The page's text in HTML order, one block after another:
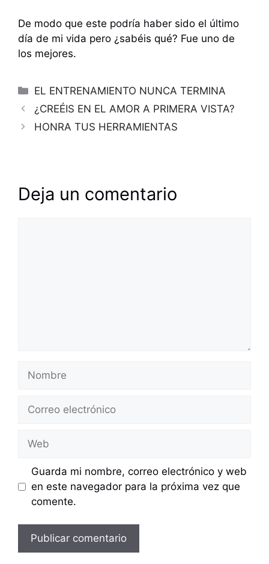
De modo que este podría haber sido el último
día de mi vida pero ¿sabéis qué? Fue uno de
los mejores.
Categorías
EL ENTRENAMIENTO NUNCA TERMINA
¿CREÉIS EN EL AMOR A PRIMERA VISTA?
HONRA TUS HERRAMIENTAS
Deja un comentario
electrónico
Guarda mi nombre, correo electrónico y web
en este navegador para la próxima vez que
comente.